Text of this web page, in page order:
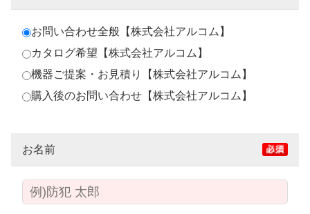
お問い合わせ全般【株式会社アルコム】
カタログ希望【株式会社アルコム】
機器ご提案・お見積り【株式会社アルコム】
購入後のお問い合わせ【株式会社アルコム】
お名前